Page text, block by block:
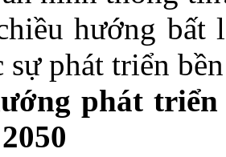
hướng
sự phát triển
phát triển